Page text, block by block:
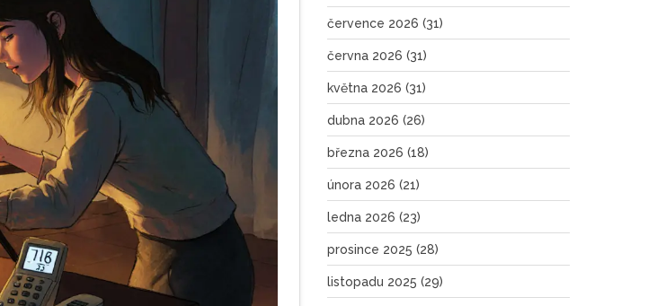
července 2026 (31)
června 2026 (31)
května 2026 (31)
dubna 2026 (26)
března 2026 (18)
února 2026 (21)
ledna 2026 (23)
prosince 2025 (28)
listopadu 2025 (29)